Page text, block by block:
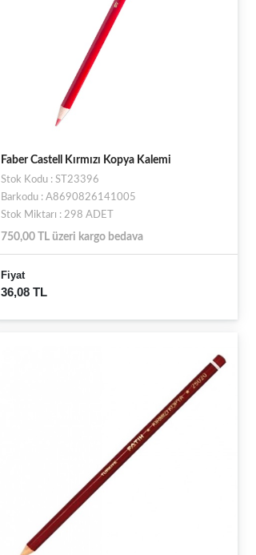
Faber Castell Kırmızı Kopya Kalemi
Stok Kodu : ST23396
Barkodu : A8690826141005
Stok Miktarı : 298 ADET
750,00 TL üzeri kargo bedava
Fiyat
36,08 TL